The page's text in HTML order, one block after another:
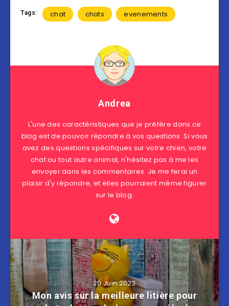
Tags: chat chats evenements
Andrea
L'une des caractéristiques que je préfère dans ce
blog est de pouvoir répondre à vos questions. Si vous
avez des questions spécifiques sur votre chien, votre
chat ou tout autre animal, n'hésitez pas à me les
envoyer dans les commentaires. Je me ferai un
plaisir d'y répondre, et elles pourraient même figurer
sur le blog.
20 Juin 2023
Mon avis sur la meilleure litière pour